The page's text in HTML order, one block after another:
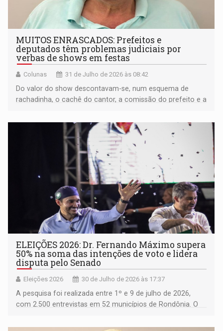
MUITOS ENRASCADOS: Prefeitos e
deputados têm problemas judiciais por
verbas de shows em festas
Colunas 31 de Julho de 2026 às 08:42
Do valor do show descontavam-se, num esquema de
rachadinha, o cachê do cantor, a comissão do prefeito e a
ELEIÇÕES 2026: Dr. Fernando Máximo supera
50% na soma das intenções de voto e lidera
disputa pelo Senado
Eleições 2026 30 de Julho de 2026 às 17:37
A pesquisa foi realizada entre 1º e 9 de julho de 2026,
com 2.500 entrevistas em 52 municípios de Rondônia. O
percentuais, nível de confiança de 95%, foi realizado com